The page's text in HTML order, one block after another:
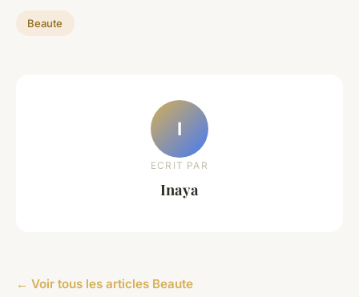
Beaute
I
ECRIT PAR
Inaya
← Voir tous les articles Beaute